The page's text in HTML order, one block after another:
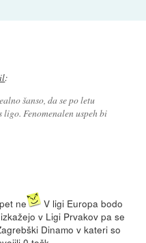
:
šanso, da se po letu
Fenomenalen uspeh bi
ne
V ligi Europa bodo
v Ligi Prvakov pa se
Dinamo v kateri so